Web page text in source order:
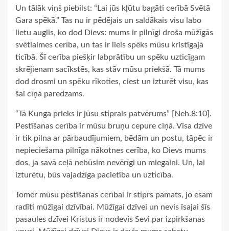
Un tālāk viņš piebilst: “Lai jūs kļūtu bagāti cerībā Svētā
Gara spēkā.” Tas nu ir pēdējais un saldākais visu labo
lietu auglis, ko dod Dievs: mums ir pilnīgi droša mūžīgās
svētlaimes cerība, un tas ir liels spēks mūsu kristīgajā
ticībā. Šī cerība piešķir labprātību un spēku uzticīgam
skrējienam sacīkstēs, kas stāv mūsu priekšā. Tā mums
dod drosmi un spēku rīkoties, ciest un izturēt visu, kas
šai cīņā paredzams.
“Tā Kunga prieks ir jūsu stiprais patvērums” [Neh.8:10].
Pestīšanas cerība ir mūsu bruņu cepure cīņā. Visa dzīve
ir tik pilna ar pārbaudījumiem, bēdām un postu, tāpēc ir
nepieciešama pilnīga nākotnes cerība, ko Dievs mums
dos, ja savā ceļā nebūsim nevērīgi un miegaini. Un, lai
izturētu, būs vajadzīga pacietība un uzticība.
Tomēr mūsu pestīšanas cerībai ir stiprs pamats, jo esam
radīti mūžīgai dzīvībai. Mūžīgai dzīvei un nevis īsajai šīs
pasaules dzīvei Kristus ir nodevis Sevi par izpirkšanas